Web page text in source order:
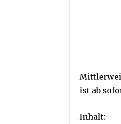
ist ab
Inhalt: